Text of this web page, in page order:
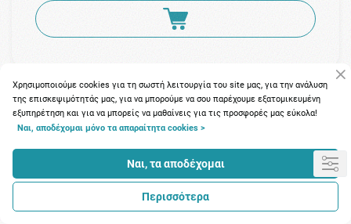
Χρησιμοποιούμε cookies για τη σωστή λειτουργία του site μας, για την ανάλυση
της επισκεψιμότητάς μας, για να μπορούμε να σου παρέχουμε εξατομικευμένη
εξυπηρέτηση και για να μπορείς να μαθαίνεις για τις προσφορές μας εύκολα!
Ναι, αποδέχομαι μόνο τα απαραίτητα cookies >
Ναι, τα αποδέχομαι
Περισσότερα